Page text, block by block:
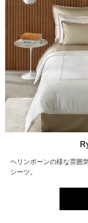
ヘリンボーンの様な雰囲
シーツ。